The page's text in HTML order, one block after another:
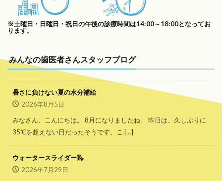
※土曜日・日曜日・祝日の午後の診療時間は14:00～18:00となってお
ります。
みんなの歯医者さんスタッフブログ
暑さに負けない夏の水分補給
2026年8月5日
みなさん、こんにちは。 8月になりましたね。 昨日は、久しぶりに
35℃を超えない日だったそうです。こ […]
ウォータースライダー🛝
2026年7月29日